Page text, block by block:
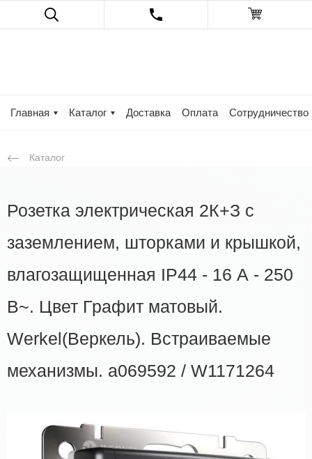
Главная Каталог Доставка Оплата Сотрудничество
Каталог
Розетка электрическая 2К+З с
заземлением, шторками и крышкой,
влагозащищенная IP44 - 16 А - 250
В~. Цвет Графит матовый.
Werkel(Веркель). Встраиваемые
механизмы. a069592 / W1171264